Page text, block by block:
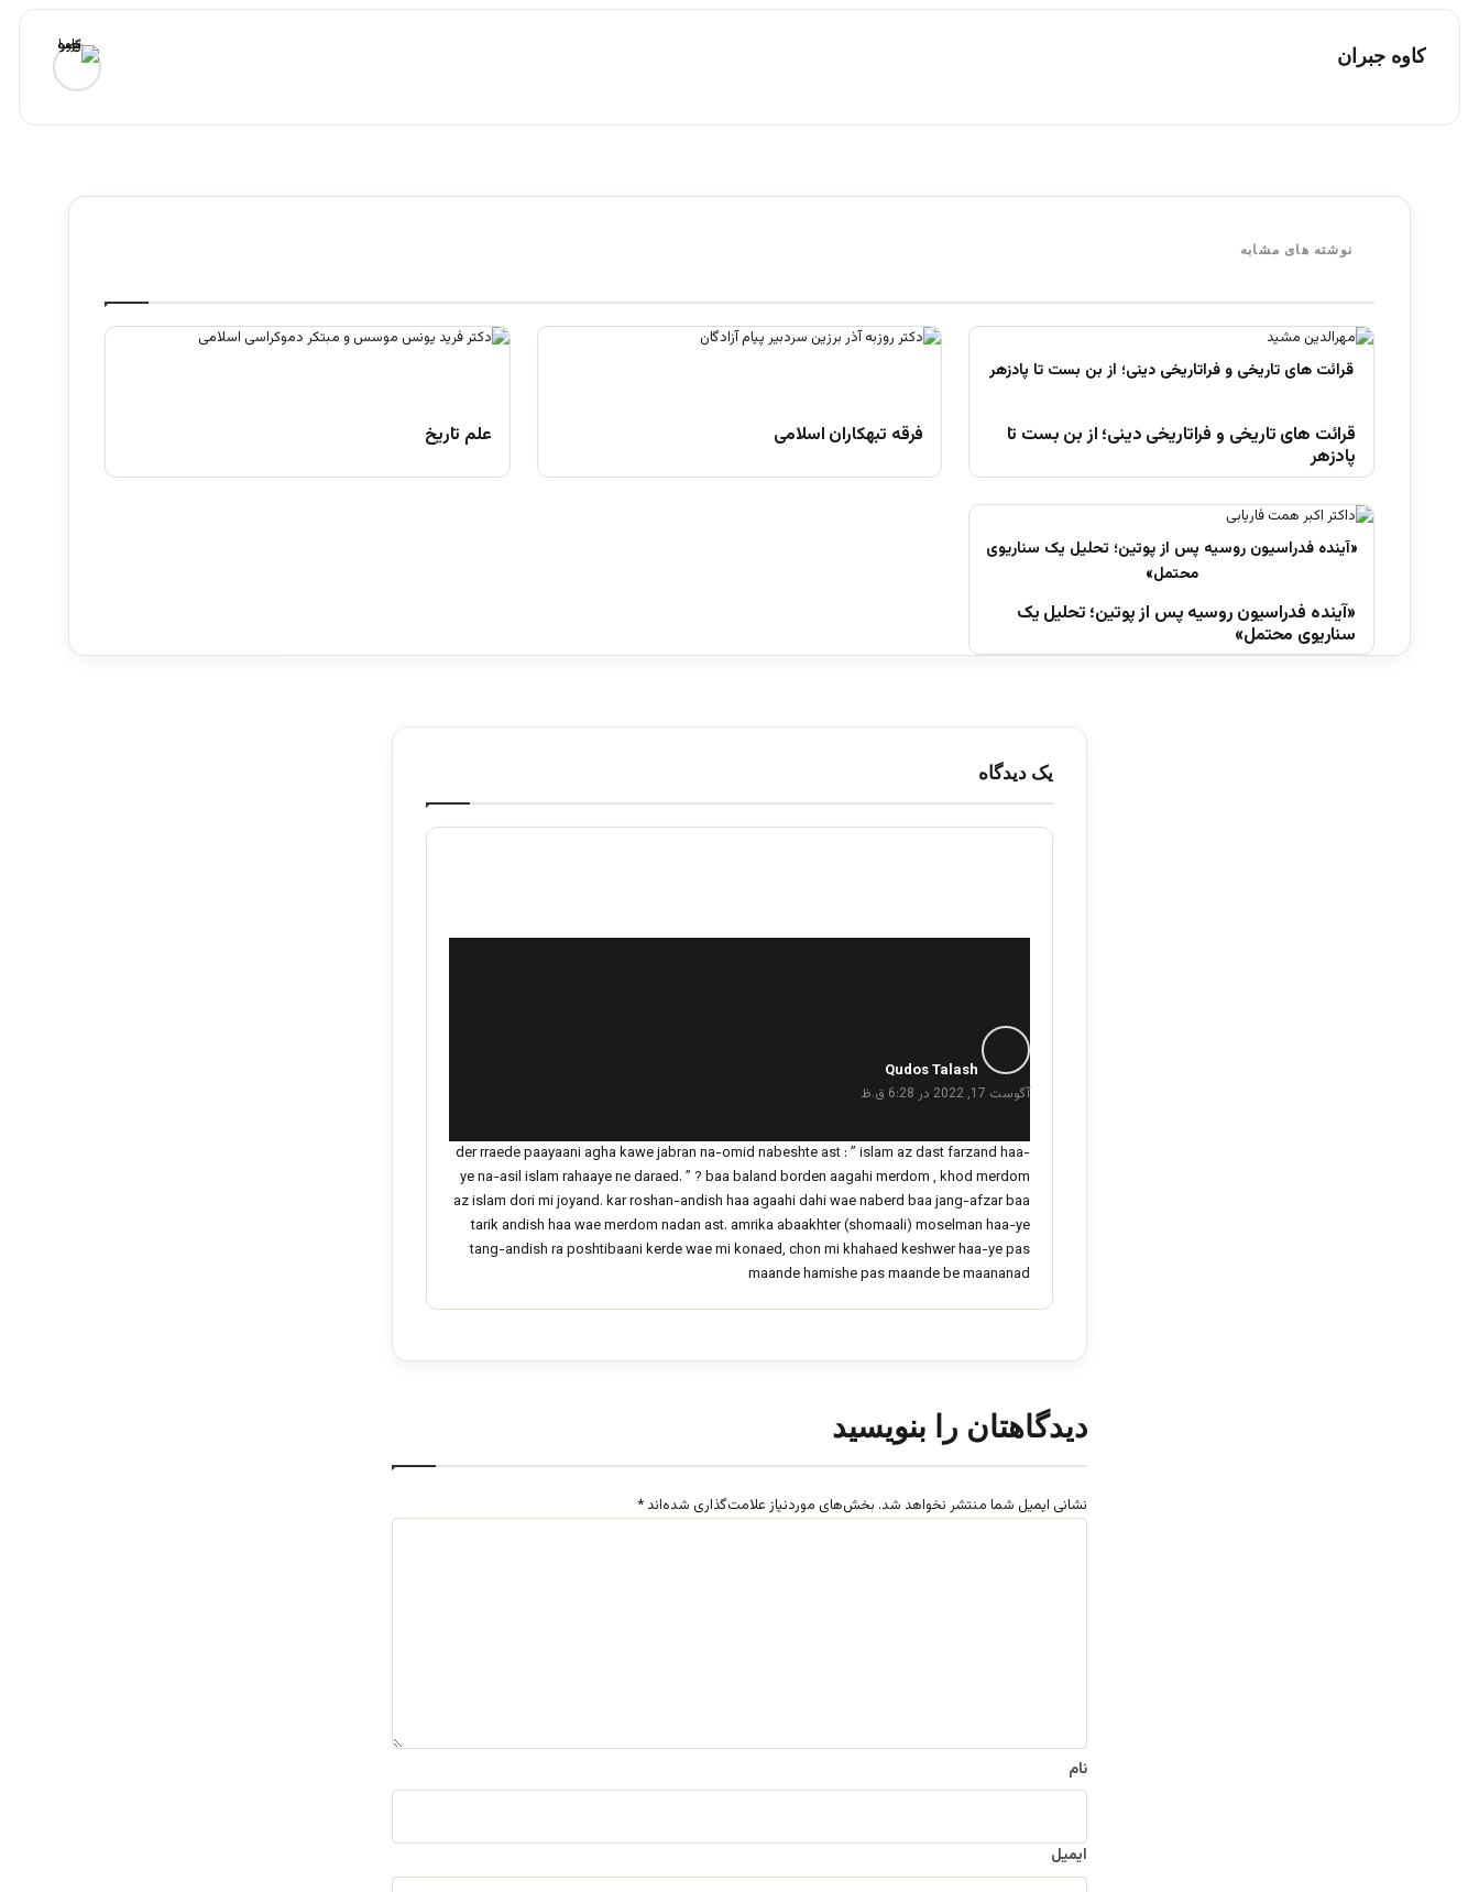
کاوه جبران
نوشته های مشابه
قرائت های تاریخی و فراتاریخی دینی؛ از بن بست تا
پادزهر
فرقه تبهکاران اسلامی علم تاریخ
«آینده فدراسیون روسیه پس از پوتین؛ تحلیل یک
سناریوی محتمل»
یک دیدگاه
Qudos Talash
:
آگوست 17, 2022 در 6:28 ق.ظ
der rraede paayaani agha kawe jabran na-omid nabeshte ast : ” islam az dast farzand haa-
ye na-asil islam rahaaye ne daraed. ” ? baa baland borden aagahi merdom , khod merdom
az islam dori mi joyand. kar roshan-andish haa agaahi dahi wae naberd baa jang-afzar baa
tarik andish haa wae merdom nadan ast. amrika abaakhter (shomaali) moselman haa-ye
tang-andish ra poshtibaani kerde wae mi konaed, chon mi khahaed keshwer haa-ye pas
maande hamishe pas maande be maananad
دیدگاهتان را بنویسید
نشانی ایمیل شما منتشر نخواهد شد. بخش‌های موردنیاز علامت‌گذاری شده‌اند *
نام
ایمیل